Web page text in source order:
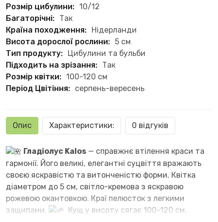
Розмір цибулини: 10/12
Багаторічні: Так
Країна походження: Нідерланди
Висота дорослої рослини: 5 см
Тип продукту: Цибулини та бульби
Підходить на зрізання: Так
Розмір квітки: 100-120 см
Період Цвітіння: серпень-вересень
Опис Характеристики: 0 відгуків
Гладіолус Kalos — справжнє втілення краси та
гармонії. Його великі, елегантні суцвіття вражають
своєю яскравістю та витонченістю форми. Квітка
діаметром до 5 см, світло-кремова з яскравою
рожевою окантовкою. Краї пелюсток з легкими
защипами.
Кущ у висоту сягає 100-120 см,